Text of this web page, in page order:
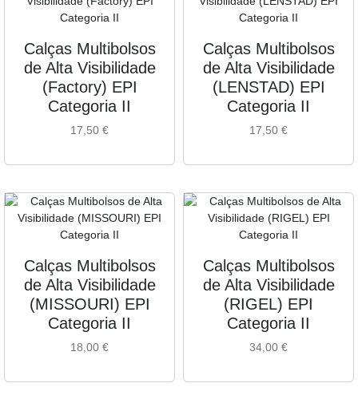
Calças Multibolsos
de Alta Visibilidade
(Factory) EPI
Categoria II
17,50 €
Calças Multibolsos
de Alta Visibilidade
(LENSTAD) EPI
Categoria II
17,50 €
Calças Multibolsos
de Alta Visibilidade
(MISSOURI) EPI
Categoria II
18,00 €
Calças Multibolsos
de Alta Visibilidade
(RIGEL) EPI
Categoria II
34,00 €